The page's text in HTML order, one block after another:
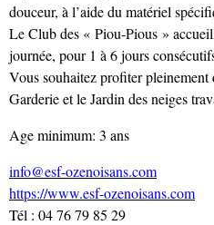
douceur, à l’aide du matériel
Le Club des « Piou-Pious »
journée, pour 1 à 6 jours
Vous souhaitez profiter
Garderie et le Jardin des neiges
Age minimum: 3 ans
info@esf-ozenoisans.com
https://www.esf-ozenoisans.com
Tél : 04 76 79 85 29